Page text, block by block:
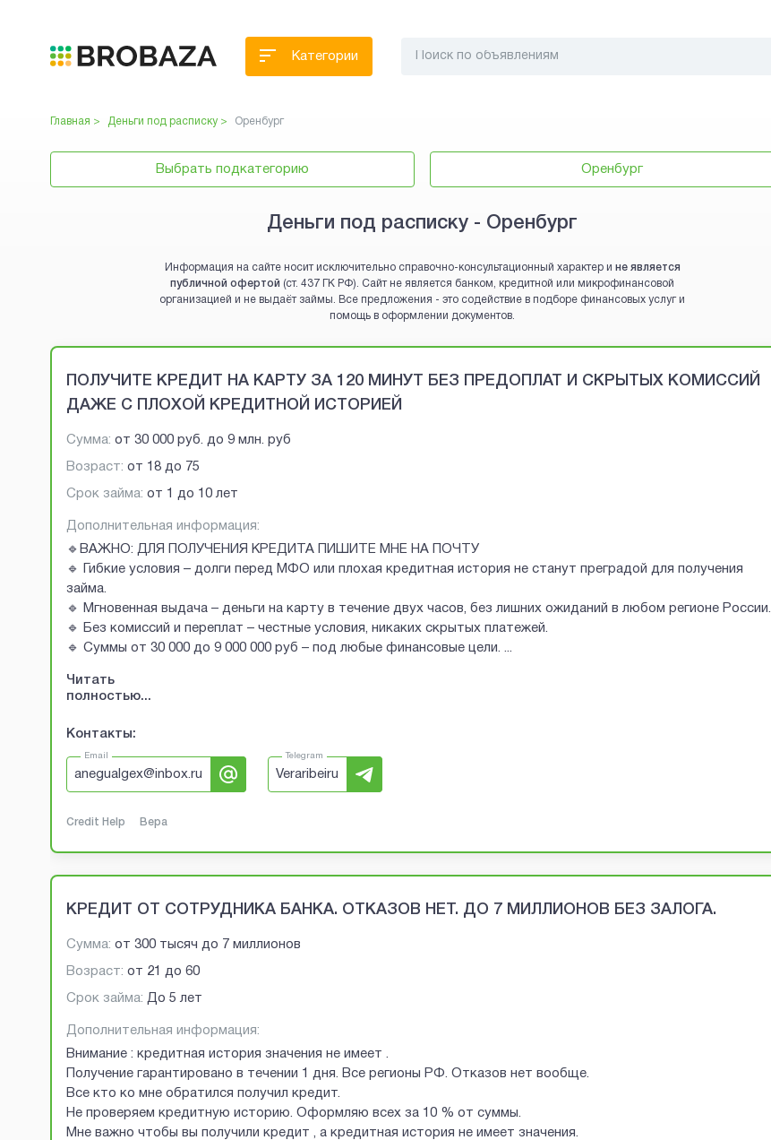
Категории
Главная > Деньги под расписку > Оренбург
Выбрать подкатегорию Оренбург
Деньги под расписку - Оренбург
Информация на сайте носит исключительно справочно-консультационный характер и не является
публичной офертой (ст. 437 ГК РФ). Сайт не является банком, кредитной или микрофинансовой
организацией и не выдаёт займы. Все предложения - это содействие в подборе финансовых услуг и
помощь в оформлении документов.
Brobaza - VIP-объявления
ПОЛУЧИТЕ КРЕДИТ НА КАРТУ ЗА 120 МИНУТ БЕЗ ПРЕДОПЛАТ И СКРЫТЫХ КОМИССИЙ
ДАЖЕ С ПЛОХОЙ КРЕДИТНОЙ ИСТОРИЕЙ
Сумма: от 30 000 руб. до 9 млн. руб
Возраст: от 18 до 75
Срок займа: от 1 до 10 лет
Дополнительная информация:
🔹ВАЖНО: ДЛЯ ПОЛУЧЕНИЯ КРЕДИТА ПИШИТЕ МНЕ НА ПОЧТУ
🔹 Гибкие условия – долги перед МФО или плохая кредитная история не станут преградой для получения
займа.
🔹 Мгновенная выдача – деньги на карту в течение двух часов, без лишних ожиданий в любом регионе России.
🔹 Без комиссий и переплат – честные условия, никаких скрытых платежей.
🔹 Суммы от 30 000 до 9 000 000 руб – под любые финансовые цели. ...
Читать
полностью...
Контакты:
Email
anegualgex@inbox.ru
Telegram
Veraribeiru
Credit Help Вера
КРЕДИТ ОТ СОТРУДНИКА БАНКА. ОТКАЗОВ НЕТ. ДО 7 МИЛЛИОНОВ БЕЗ ЗАЛОГА.
Сумма: от 300 тысяч до 7 миллионов
Возраст: от 21 до 60
Срок займа: До 5 лет
Дополнительная информация:
Внимание : кредитная история значения не имеет .
Получение гарантировано в течении 1 дня. Все регионы РФ. Отказов нет вообще.
Все кто ко мне обратился получил кредит.
Не проверяем кредитную историю. Оформляю всех за 10 % от суммы.
Мне важно чтобы вы получили кредит , а кредитная история не имеет значения.